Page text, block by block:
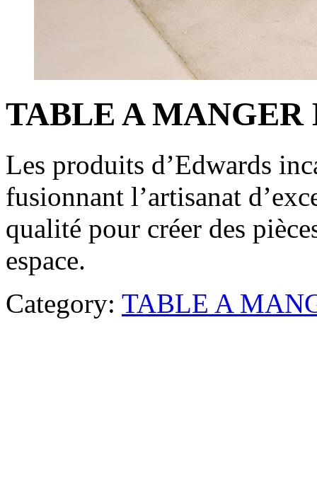
TABLE A MANGER
Les produits d’Edwards
fusionnant l’artisanat
qualité pour créer des
espace.
Category: TABLE A